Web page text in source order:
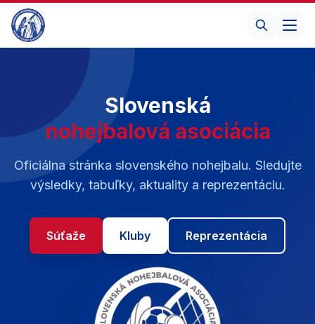
Slovenská
nohejbalová asociácia
Oficiálna stránka slovenského nohejbalu. Sledujte
výsledky, tabuľky, aktuality a reprezentáciu.
Súťaže Kluby Reprezentácia